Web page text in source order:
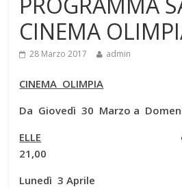
CINEMA
28 Marzo 2017 admin
CINEMA OLIMPIA
Da Giovedì 30 Marzo a
ELLE ore 16,00
21,00
Lunedì 3 Aprile